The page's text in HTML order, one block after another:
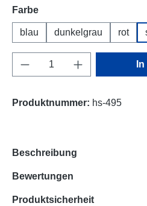
Farbe
blau dunkelgrau rot
Produkt Anzahl: Gib
Produktnummer: hs-495
Beschreibung
Bewertungen
Produktsicherheit